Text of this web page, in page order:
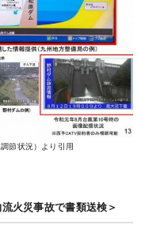
節状況）より引用
火災事故で書類送検＞